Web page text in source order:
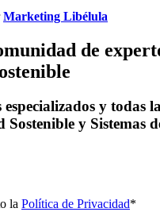
Marketing Libélula
de
y todas
y Sistemas
la Política de Privacidad*